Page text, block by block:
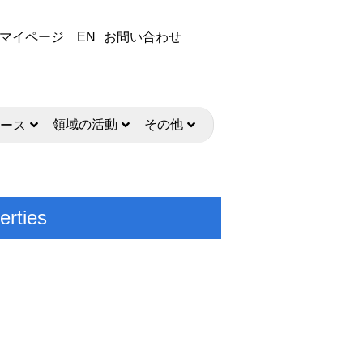
マイページ EN お問い合わせ
ス 領域の活動 その他